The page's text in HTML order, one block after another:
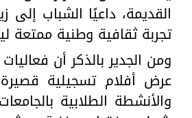
القديمة، داعيًا الشباب
تجربة ثقافية وطنية ممتعة
ومن الجدير بالذكر أن
عرض أفلام تسجيلية
والأنشطة الطلابية